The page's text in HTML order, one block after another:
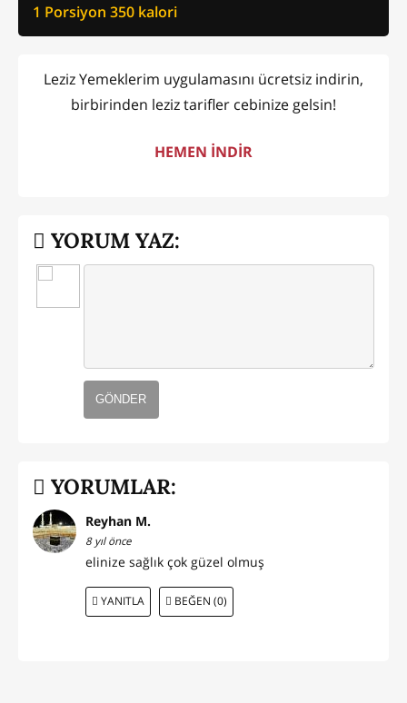
1 Porsiyon 350 kalori
Leziz Yemeklerim uygulamasını ücretsiz indirin,
birbirinden leziz tarifler cebinize gelsin!
HEMEN İNDİR
YORUM YAZ:
GÖNDER
YORUMLAR:
Reyhan M.
8 yıl önce
elinize sağlık çok güzel olmuş
YANITLA BEĞEN (0)